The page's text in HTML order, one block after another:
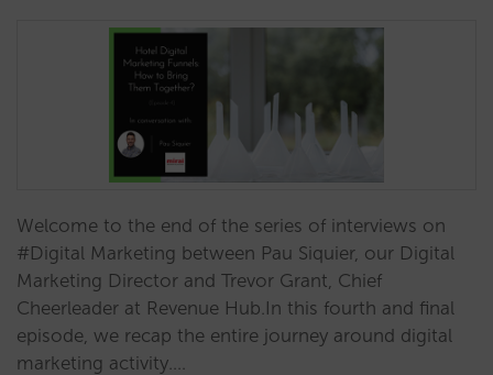
Welcome to the end of the series of interviews on
#Digital Marketing between Pau Siquier, our Digital
Marketing Director and Trevor Grant, Chief
Cheerleader at Revenue Hub.In this fourth and final
episode, we recap the entire journey around digital
marketing activity.…